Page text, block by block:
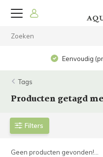
Eenvoudig
Tags
Producten getagd
Filters
Geen producten gevonden!...